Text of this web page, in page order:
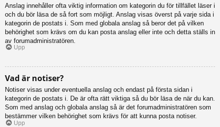
Anslag innehåller ofta viktig information om kategorin du för tillfället läser i
och du bör läsa de så fort som möjligt. Anslag visas överst på varje sida i
kategorin de postats i. Som med globala anslag så beror det på vilken
behörighet som krävs om du kan posta anslag eller inte och detta ställs in
av forumadministratören.
Upp
Vad är notiser?
Notiser visas under eventuella anslag och endast på första sidan i
kategorin de postats i. De är ofta rätt viktiga så du bör läsa de när du kan.
Som med anslag och globala anslag så är det forumadministratören som
bestämmer vilken behörighet som krävs för att kunna posta notiser.
Upp